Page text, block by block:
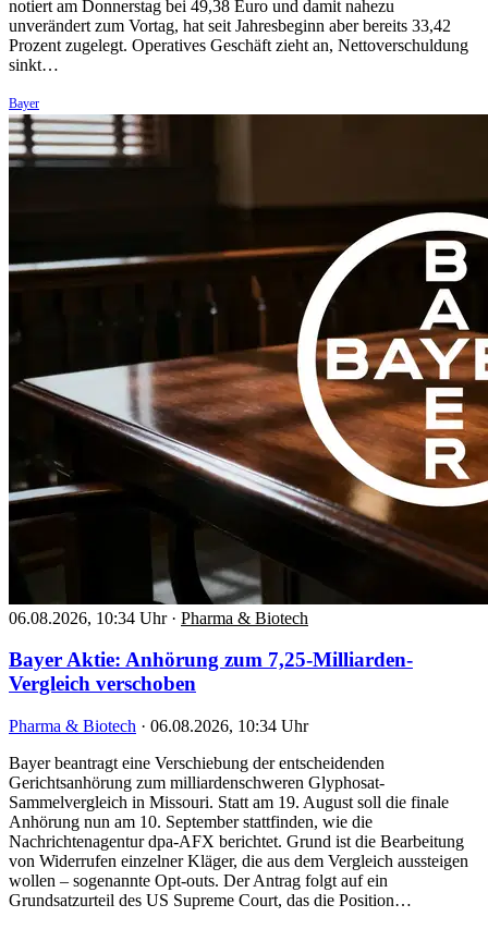
notiert am Donnerstag bei 49,38 Euro und damit nahezu
unverändert zum Vortag, hat seit Jahresbeginn aber bereits 33,42
Prozent zugelegt. Operatives Geschäft zieht an, Nettoverschuldung
sinkt…
Bayer
06.08.2026, 10:34 Uhr · Pharma & Biotech
Bayer Aktie: Anhörung zum 7,25-Milliarden-
Vergleich verschoben
Pharma & Biotech · 06.08.2026, 10:34 Uhr
Bayer beantragt eine Verschiebung der entscheidenden
Gerichtsanhörung zum milliardenschweren Glyphosat-
Sammelvergleich in Missouri. Statt am 19. August soll die finale
Anhörung nun am 10. September stattfinden, wie die
Nachrichtenagentur dpa-AFX berichtet. Grund ist die Bearbeitung
von Widerrufen einzelner Kläger, die aus dem Vergleich aussteigen
wollen – sogenannte Opt-outs. Der Antrag folgt auf ein
Grundsatzurteil des US Supreme Court, das die Position…